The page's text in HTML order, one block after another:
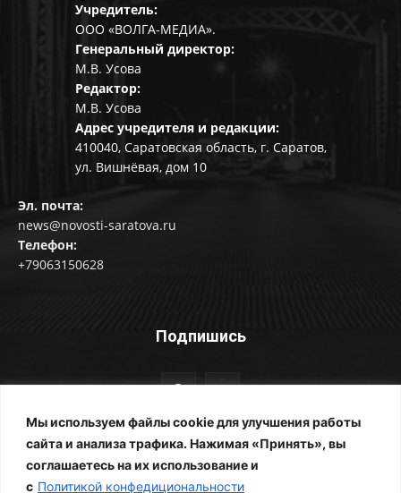
Мы используем файлы cookie для улучшения работы
сайта и анализа трафика. Нажимая «Принять», вы
соглашаетесь на их использование и
с Политикой конфедициональности
Учредитель:
ООО «ВОЛГА-МЕДИА».
Генеральный директор:
М.В. Усова
Редактор:
М.В. Усова
Адрес учредителя и редакции:
410040, Саратовская область, г. Саратов,
ул. Вишнёвая, дом 10
Эл. почта:
news@novosti-saratova.ru
Телефон:
+79063150628
Подпишись
© Новости Саратова 2014-2025